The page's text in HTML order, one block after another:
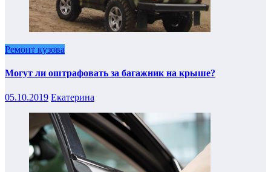
Ремонт кузова
Могут ли оштрафовать за багажник на крыше?
05.10.2019 Екатерина